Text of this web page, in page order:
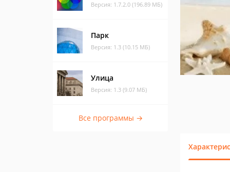
Версия: 1.7.2.0 (196.89 МБ)
Парк
Версия: 1.3 (10.15 МБ)
Улица
Версия: 1.3 (9.07 МБ)
Все программы →